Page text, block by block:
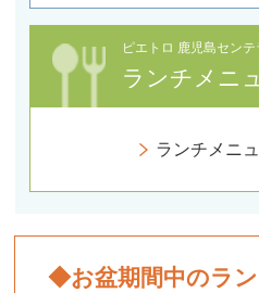
ピエトロ 鹿児島セン
ランチメニ
ランチメニ
◆お盆期間中のラ